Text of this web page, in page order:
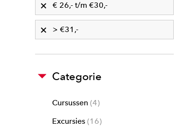
€ 26,- t/m €30,-
> €31,-
Categorie
Cursussen 4
Excursies 16